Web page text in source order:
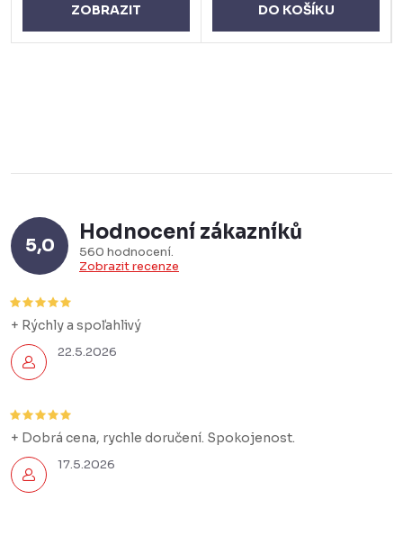
ZOBRAZIT DO KOŠÍKU
5,0
Hodnocení zákazníků
560 hodnocení
Zobrazit recenze
22.5.2026
+ Rýchly a spoľahlivý
17.5.2026
+ Dobrá cena, rychle doručení. Spokojenost.